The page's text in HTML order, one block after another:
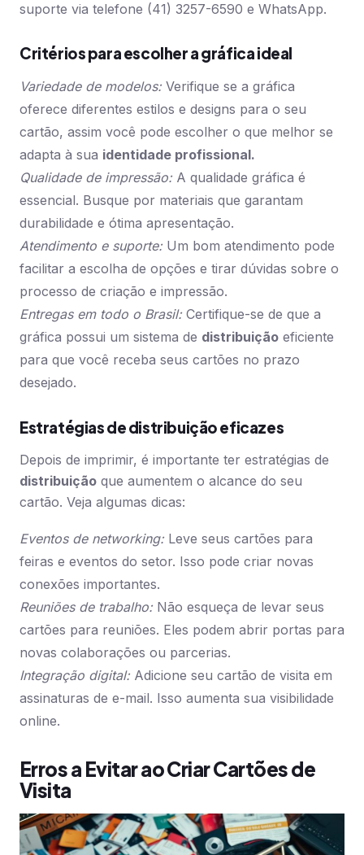
suporte via telefone (41) 3257-6590 e WhatsApp.
Critérios para escolher a gráfica ideal
Variedade de modelos:Verifique se a gráfica
oferece diferentes estilos e designs para o seu
cartão, assim você pode escolher o que melhor se
adapta à sua identidade profissional.
Qualidade de impressão:A qualidade gráfica é
essencial. Busque por materiais que garantam
durabilidade e ótima apresentação.
Atendimento e suporte:Um bom atendimento pode
facilitar a escolha de opções e tirar dúvidas sobre o
processo de criação e impressão.
Entregas em todo o Brasil:Certifique-se de que a
gráfica possui um sistema de distribuição eficiente
para que você receba seus cartões no prazo
desejado.
Estratégias de distribuição eficazes
Depois de imprimir, é importante ter estratégias de
distribuição que aumentem o alcance do seu
cartão. Veja algumas dicas:
Eventos de networking:Leve seus cartões para
feiras e eventos do setor. Isso pode criar novas
conexões importantes.
Reuniões de trabalho:Não esqueça de levar seus
cartões para reuniões. Eles podem abrir portas para
novas colaborações ou parcerias.
Integração digital:Adicione seu cartão de visita em
assinaturas de e-mail. Isso aumenta sua visibilidade
online.
Erros a Evitar ao Criar Cartões de
Visita